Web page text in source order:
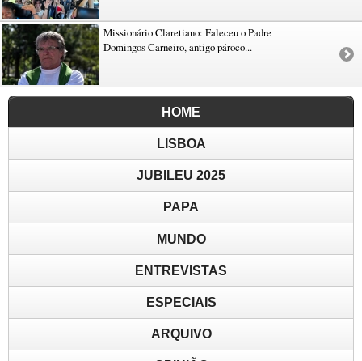
Missionário Claretiano: Faleceu o Padre
Domingos Carneiro, antigo pároco...
HOME
LISBOA
JUBILEU 2025
PAPA
MUNDO
ENTREVISTAS
ESPECIAIS
ARQUIVO